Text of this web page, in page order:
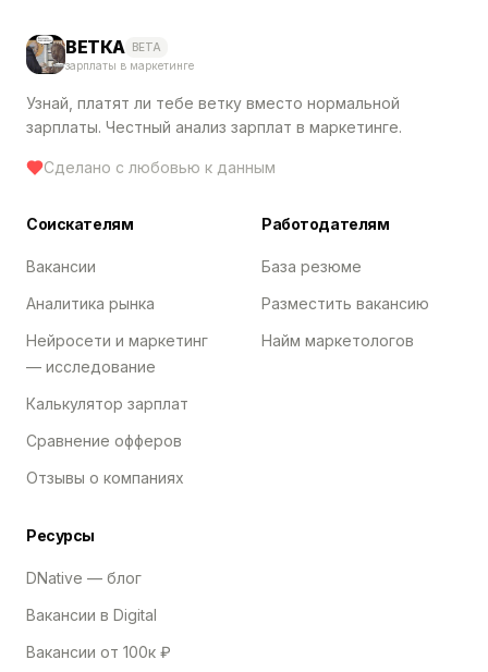
ВЕТКА BETA
зарплаты в маркетинге
Узнай, платят ли тебе ветку вместо нормальной
зарплаты. Честный анализ зарплат в маркетинге.
Сделано с любовью к данным
Соискателям
Вакансии
Аналитика рынка
Нейросети и маркетинг
— исследование
Калькулятор зарплат
Сравнение офферов
Отзывы о компаниях
Работодателям
База резюме
Разместить вакансию
Найм маркетологов
Ресурсы
DNative — блог
Вакансии в Digital
Вакансии от 100к ₽